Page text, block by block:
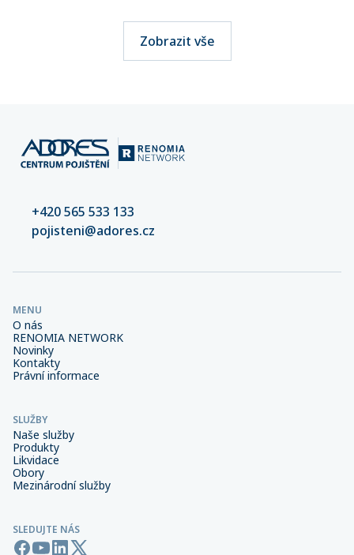
Zobrazit vše
+420 565 533 133
pojisteni@adores.cz
MENU
O nás
RENOMIA NETWORK
Novinky
Kontakty
Právní informace
SLUŽBY
Naše služby
Produkty
Likvidace
Obory
Mezinárodní služby
SLEDUJTE NÁS